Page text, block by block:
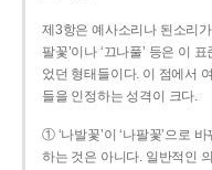
제3항은 예사소리나 된소리
팔꽃’이나 ‘끄나풀’ 등은 이
었던 형태들이다. 이 점에서
들을 인정하는 성격이 크다.
① ‘나발꽃’이 ‘나팔꽃’으로
하는 것은 아니다. 일반적인